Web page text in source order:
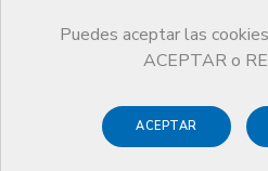
Puedes aceptar las
ACEPTAR o
ACEPTAR
Guardonat